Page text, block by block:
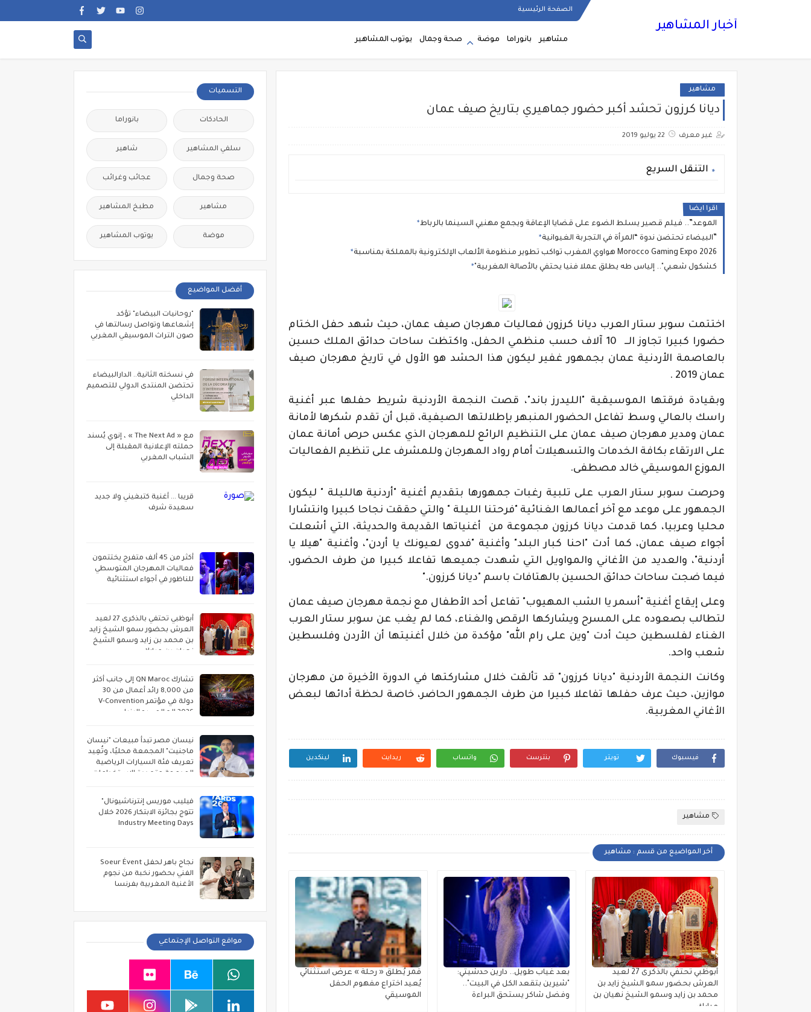
الصفحة الرئيسية
أخبار المشاهير
مشاهير بانوراما موضة صحة وجمال يوتوب المشاهير
مشاهير
ديانا كرزون تحشد أكبر حضور جماهيري بتاريخ صيف عمان
غير معرف 22 يوليو 2019
التنقل السريع
اقرا ايضا
الموعد”.. فيلم قصير يسلط الضوء على قضايا الإعاقة ويجمع مهنيي السينما بالرباط
البيضاء تحتضن ندوة “المرأة في التجربة الغيوانية”
هواوي المغرب تواكب تطوير منظومة الألعاب الإلكترونية بالمملكة بمناسبة Morocco Gaming Expo 2026
"كشكول شعبي".. إلياس طه يطلق عملا فنيا يحتفي بالأصالة المغربية
اختتمت سوبر ستار العرب ديانا كرزون فعاليات مهرجان صيف عمان، حيث شهد حفل الختام
حضورا كبيرا تجاوز الــ 10 آلاف حسب منظمي الحفل، واكتظت ساحات حدائق الملك حسين
بالعاصمة الأردنية عمان بجمهور غفير ليكون هذا الحشد هو الأول في تاريخ مهرجان صيف
عمان 2019 .
وبقيادة فرقتها الموسيقية "الليدرز باند"، قصت النجمة الأردنية شريط حفلها عبر أغنية
راسك بالعالي وسط تفاعل الحضور المنبهر بإطلالتها الصيفية، قبل أن تقدم شكرها لأمانة
عمان ومدير مهرجان صيف عمان على التنظيم الرائع للمهرجان الذي عكس حرص أمانة عمان
على الارتقاء بكافة الخدمات والتسهيلات أمام رواد المهرجان وللمشرف على تنظيم الفعاليات
الموزع الموسيقي خالد مصطفى.
وحرصت سوبر ستار العرب على تلبية رغبات جمهورها بتقديم أغنية "أردنية هالليلة " ليكون
الجمهور على موعد مع آخر أعمالها الغنائية "فرحتنا الليلة " والتي حققت نجاحا كبيرا وانتشارا
محليا وعربيا، كما قدمت ديانا كرزون مجموعة من أغنياتها القديمة والحديثة، التي أشعلت
أجواء صيف عمان، كما أدت "احنا كبار البلد" وأغنية "فدوى لعيونك يا أردن"، وأغنية "هيلا يا
أردنية"، والعديد من الأغاني والمواويل التي شهدت جميعها تفاعلا كبيرا من طرف الحضور،
فيما ضجت ساحات حدائق الحسين بالهتافات باسم "ديانا كرزون.
"
وعلى إيقاع أغنية "أسمر يا الشب المهيوب" تفاعل أحد الأطفال مع نجمة مهرجان صيف عمان
لتطالب بصعوده على المسرح ويشاركها الرقص والغناء، كما لم يغب عن سوبر ستار العرب
الغناء لفلسطين حيث أدت "وين على رام الله" مؤكدة من خلال أغنيتها أن الأردن وفلسطين
شعب واحد.
وكانت النجمة الأردنية "ديانا كرزون" قد تألقت خلال مشاركتها في الدورة الأخيرة من مهرجان
موازين، حيث عرف حفلها تفاعلا كبيرا من طرف الجمهور الحاضر، خاصة لحظة أدائها لبعض
الأغاني المغربية.
فيسبوك تويتر بنترست واتساب ريدايت لينكدين
مشاهير
أخر المواضيع من قسم : مشاهير
أبوظبي تحتفي بالذكرى 27 لعيد
العرش بحضور سمو الشيخ زايد بن
محمد بن زايد وسمو الشيخ نهيان بن
مبارك
بعد غياب طويل.. دارين حدشيتي:
"شيرين بتقعد الكل في البيت"..
وفضل شاكر يستحق البراءة
قمر يُطلق « رحلة » عرضٌ استثنائي
يُعيد اختراع مفهوم الحفل
الموسيقي
التسميات
الحادكات بانوراما
سلفي المشاهير شاهير
صحة وجمال عجائب وغرائب
مشاهير مطبخ المشاهير
موضة يوتوب المشاهير
أفضل المواضيع
"روحانيات البيضاء" تؤكد
إشعاعها وتواصل رسالتها في
صون التراث الموسيقي المغربي
في نسخته الثانية.. الدارالبيضاء
تحتضن المنتدى الدولي للتصميم
الداخلي
مع « The Next Ad » ، إنوي يُسند
حملته الإعلانية المقبلة إلى
الشباب المغربي
قريبا ... أغنية كتبغيني ولا جديد
سعيدة شرف
أكثر من 45 ألف متفرج يختتمون
فعاليات المهرجان المتوسطي
للناظور في أجواء استثنائية
أبوظبي تحتفي بالذكرى 27 لعيد
العرش بحضور سمو الشيخ زايد
بن محمد بن زايد وسمو الشيخ
نهيان بن مبارك
تشارك QN Maroc إلى جانب أكثر
من 8,000 رائد أعمال من 30
دولة في مؤتمر V-Convention
2026 العالمي بماليزيا
نيسان مصر تبدأ مبيعات "نيسان
ماجنيت" المجمعة محليًا، وتُعِيد
تعريف فئة السيارات الرياضية
المدمجة متعددة الاستخدامات
فيليب موريس إنترناشيونال"
تتوج بجائزة الابتكار 2026 خلال
Industry Meeting Days
نجاح باهر لحفل Soeur Évent
الفني بحضور نخبة من نجوم
الأغنية المغربية بفرنسا
مواقع التواصل الإجتماعي